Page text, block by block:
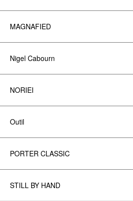
MAGNAFIED
Nigel Cabourn
NORIEI
Outil
PORTER CLASSIC
STILL BY HAND